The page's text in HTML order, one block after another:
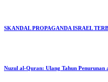
SKANDAL PROPAGANDA ISRAEL
Nuzul al-Quran: Ulang Tahun